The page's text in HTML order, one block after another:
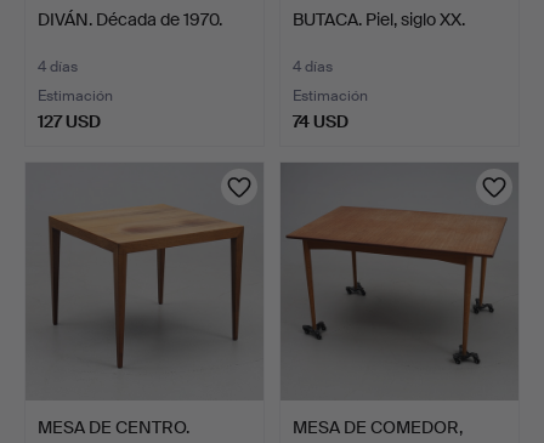
DIVÁN. Década de 1970.
4 días
Estimación
127 USD
BUTACA. Piel, siglo XX.
4 días
Estimación
74 USD
MESA DE CENTRO.
MESA DE COMEDOR,